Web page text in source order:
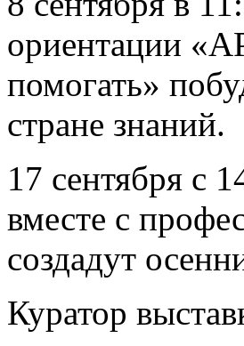
ориентации
помогать»
стране знаний.
17 сентября с
вместе с
создадут
Куратор